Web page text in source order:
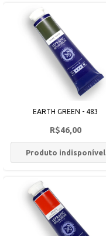
EARTH GREEN - 483
R$46,00
Produto indisponível